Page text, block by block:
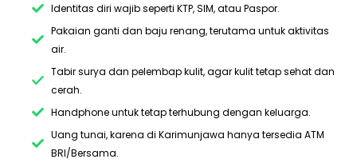
Identitas diri wajib seperti KTP, SIM, atau Paspor.
Pakaian ganti dan baju renang, terutama untuk aktivitas
air.
Tabir surya dan pelembap kulit, agar kulit tetap sehat dan
cerah.
Handphone untuk tetap terhubung dengan keluarga.
Uang tunai, karena di Karimunjawa hanya tersedia ATM
BRI/Bersama.